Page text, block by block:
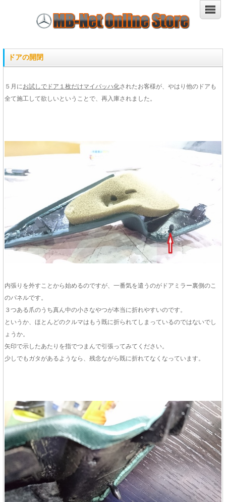
ドアの開閉
５月にお試しでドア１枚だけマイバッハ化されたお客様が、やはり他のドアも
全て施工して欲しいということで、再入庫されました。
内張りを外すことから始めるのですが、一番気を遣うのがドアミラー裏側のこ
のパネルです。
３つある爪のうち真ん中の小さなやつが本当に折れやすいのです。
というか、ほとんどのクルマはもう既に折られてしまっているのではないでし
ょうか。
矢印で示したあたりを指でつまんで引張ってみてください。
少しでもガタがあるようなら、残念ながら既に折れてなくなっています。